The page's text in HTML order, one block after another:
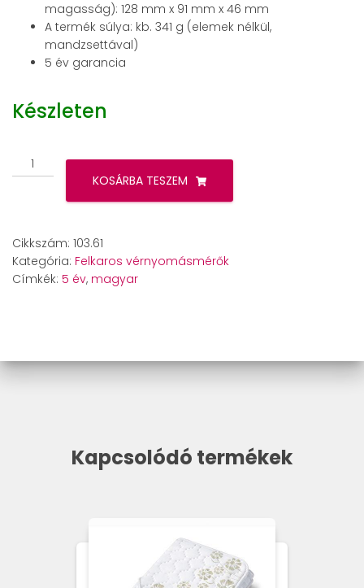
magasság): 128 mm x 91 mm x 46 mm
A termék súlya: kb. 341 g (elemek nélkül,
mandzsettával)
5 év garancia
Készleten
Beurer
BM
mennyiség
KOSÁRBA TESZEM
Cikkszám: 103.61
Kategória: Felkaros vérnyomásmérők
Címkék: 5 év, magyar
Kapcsolódó termékek